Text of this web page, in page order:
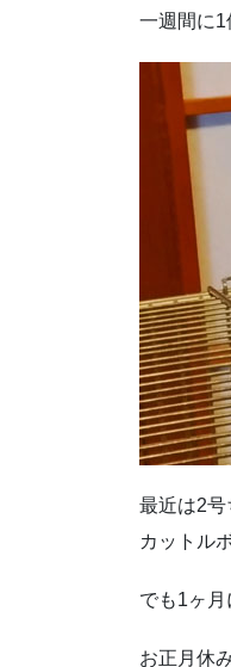
一週間に1
最近は2号
カットル
でも1ヶ
お正月休